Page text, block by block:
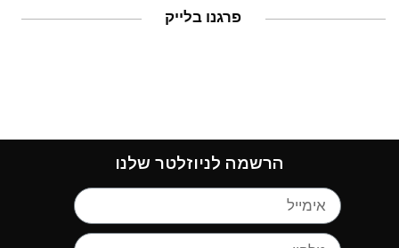
פרגנו בלייק
הרשמה לניוזלטר שלנו